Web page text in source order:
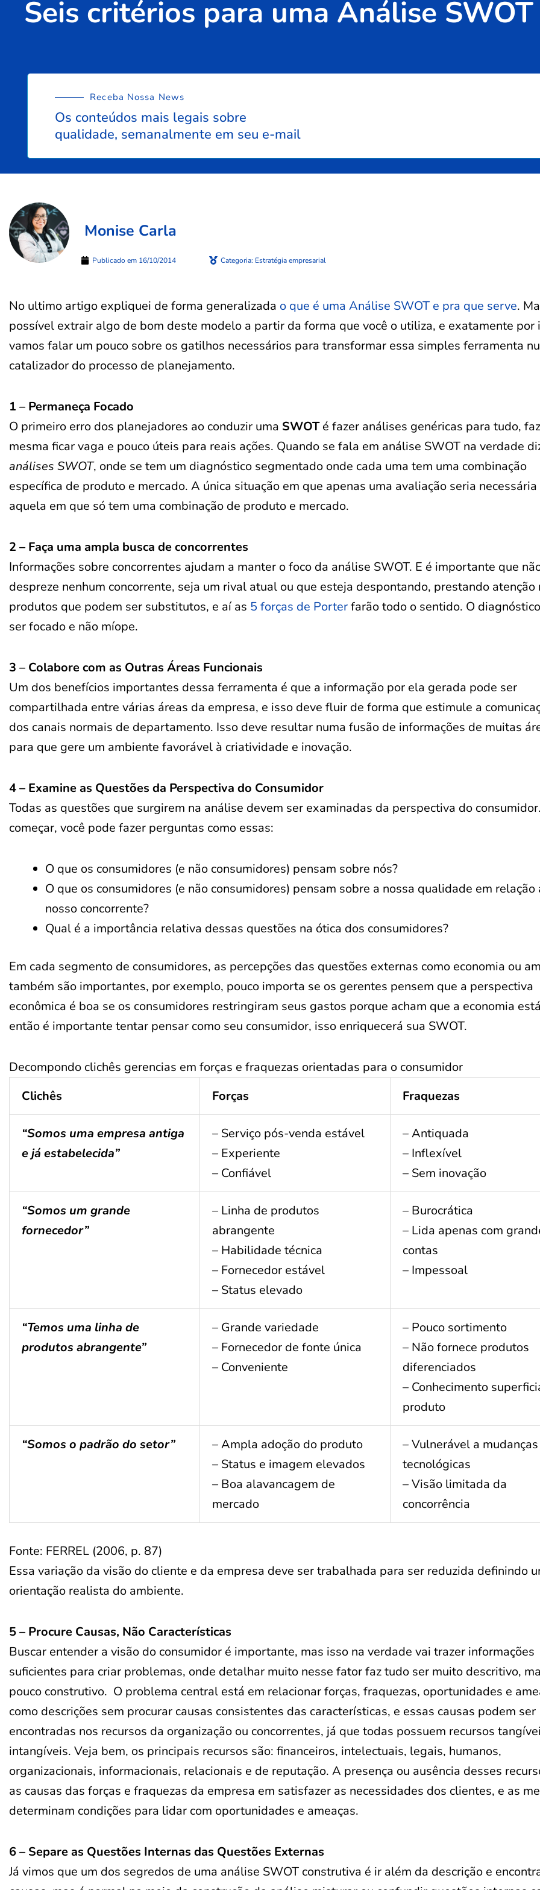
Seis critérios para uma Análise
Receba Nossa News
Os conteúdos mais legais sobre
qualidade, semanalmente em seu e-mail
Monise Carla
Publicado em 16/10/2014 Categoria: Estratégia empresarial
No ultimo artigo expliquei de forma generalizada o que é uma Análise SWOT e pra que serve.
possível extrair algo de bom deste modelo a partir da forma que você o utiliza, e exatamente por
vamos falar um pouco sobre os gatilhos necessários para transformar essa simples ferramenta
catalizador do processo de planejamento.
1 – Permaneça Focado
O primeiro erro dos planejadores ao conduzir uma SWOTé fazer análises genéricas para tudo,
mesma ficar vaga e pouco úteis para reais ações. Quando se fala em análise SWOT na verdade
análises SWOT, onde se tem um diagnóstico segmentado onde cada uma tem uma combinação
específica de produto e mercado. A única situação em que apenas uma avaliação seria necessária
aquela em que só tem uma combinação de produto e mercado.
2 – Faça uma ampla busca de concorrentes
Informações sobre concorrentes ajudam a manter o foco da análise SWOT. E é importante que
despreze nenhum concorrente, seja um rival atual ou que esteja despontando, prestando atenção
produtos que podem ser substitutos, e aí as 5 forças de Porterfarão todo o sentido. O
ser focado e não míope.
3 – Colabore com as Outras Áreas Funcionais
Um dos benefícios importantes dessa ferramenta é que a informação por ela gerada pode ser
compartilhada entre várias áreas da empresa, e isso deve fluir de forma que estimule a
dos canais normais de departamento. Isso deve resultar numa fusão de informações de muitas
para que gere um ambiente favorável à criatividade e inovação.
4 – Examine as Questões da Perspectiva do Consumidor
Todas as questões que surgirem na análise devem ser examinadas da perspectiva do
começar, você pode fazer perguntas como essas:
O que os consumidores (e não consumidores) pensam sobre nós?
O que os consumidores (e não consumidores) pensam sobre a nossa qualidade em relação
nosso concorrente?
Qual é a importância relativa dessas questões na ótica dos consumidores?
Em cada segmento de consumidores, as percepções das questões externas como economia ou
também são importantes, por exemplo, pouco importa se os gerentes pensem que a perspectiva
econômica é boa se os consumidores restringiram seus gastos porque acham que a economia
então é importante tentar pensar como seu consumidor, isso enriquecerá sua SWOT.
Decompondo clichês gerencias em forças e fraquezas orientadas para o consumidor
Clichês
Forças Fraquezas
“Somos uma empresa antiga
e já estabelecida”
– Serviço pós-venda estável
– Experiente
– Confiável
– Antiquada
– Inflexível
– Sem inovação
“Somos um grande
fornecedor”
– Linha de produtos
abrangente
– Habilidade técnica
– Fornecedor estável
– Status elevado
– Burocrática
– Lida apenas com
contas
– Impessoal
“Temos uma linha de
produtos abrangente”
– Grande variedade
– Fornecedor de fonte única
– Conveniente
– Pouco sortimento
– Não fornece produtos
diferenciados
– Conhecimento
produto
“Somos o padrão do setor”
– Ampla adoção do produto
– Status e imagem elevados
– Boa alavancagem de
mercado
– Vulnerável a mudanças
tecnológicas
– Visão limitada da
concorrência
Fonte: FERREL (2006, p. 87)
Essa variação da visão do cliente e da empresa deve ser trabalhada para ser reduzida definindo
orientação realista do ambiente.
5 – Procure Causas, Não Características
Buscar entender a visão do consumidor é importante, mas isso na verdade vai trazer informações
suficientes para criar problemas, onde detalhar muito nesse fator faz tudo ser muito descritivo,
pouco construtivo. O problema central está em relacionar forças, fraquezas, oportunidades e
como descrições sem procurar causas consistentes das características, e essas causas podem ser
encontradas nos recursos da organização ou concorrentes, já que todas possuem recursos
intangíveis. Veja bem, os principais recursos são: financeiros, intelectuais, legais, humanos,
organizacionais, informacionais, relacionais e de reputação. A presença ou ausência desses
as causas das forças e fraquezas da empresa em satisfazer as necessidades dos clientes, e as
determinam condições para lidar com oportunidades e ameaças.
6 – Separe as Questões Internas das Questões Externas
Já vimos que um dos segredos de uma análise SWOT construtiva é ir além da descrição e